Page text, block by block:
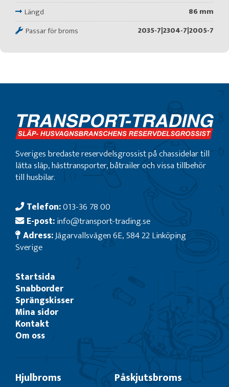
Längd
86 mm
Passar för broms
2035-7|2304-7|2005-7
Sveriges bredaste reservdelsgrossist på chassidelar till
lätta släp, hästtransporter, båtrailer och vissa tillbehör
till husbilar.
Telefon:013-36 78 00
E-post:info@transport-trading.se
Adress:Jägarvallsvägen 6E, 584 22 Linköping
Sverige
Startsida
Snabborder
Sprängskisser
Mina sidor
Kontakt
Om oss
Hjulbroms Påskjutsbroms